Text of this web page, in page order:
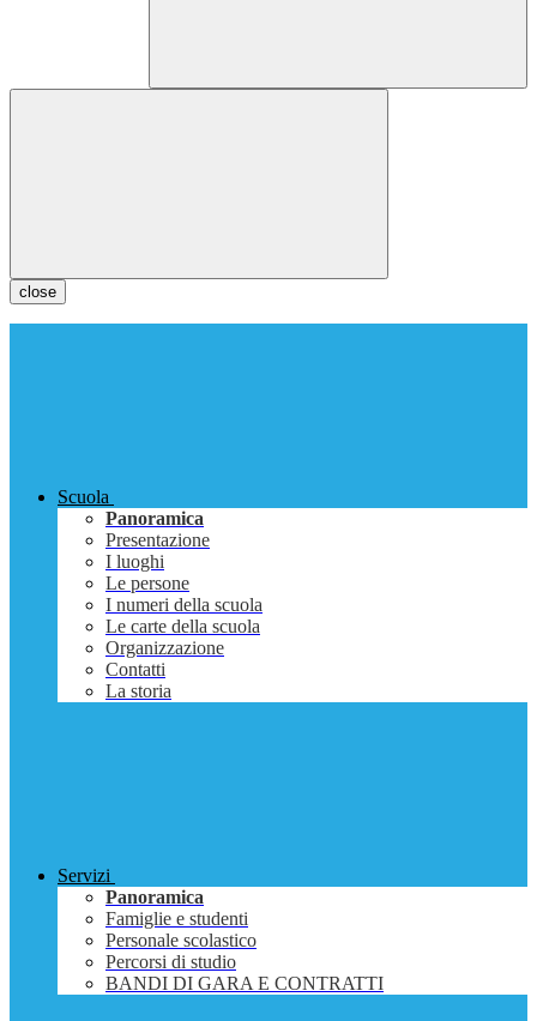
close
Scuola
Panoramica
Presentazione
I luoghi
Le persone
I numeri della scuola
Le carte della scuola
Organizzazione
Contatti
La storia
Servizi
Panoramica
Famiglie e studenti
Personale scolastico
Percorsi di studio
BANDI DI GARA E CONTRATTI